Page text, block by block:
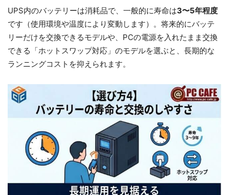
UPS内のバッテリーは消耗品で、一般的に寿命は3〜5年程度
です（使用環境や温度により変動します）。将来的にバッテ
リーだけを交換できるモデルや、PCの電源を入れたまま交換
できる「ホットスワップ対応」のモデルを選ぶと、長期的な
ランニングコストを抑えられます。